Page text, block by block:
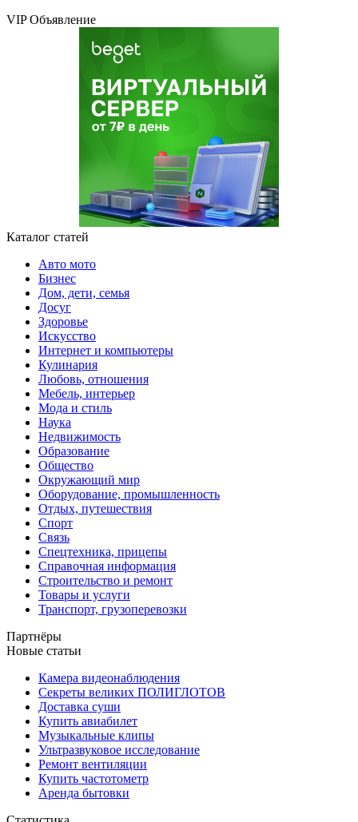
VIP Объявление
Каталог статей
Авто мото
Бизнес
Дом, дети, семья
Досуг
Здоровье
Искусство
Интернет и компьютеры
Кулинария
Любовь, отношения
Мебель, интерьер
Мода и стиль
Наука
Недвижимость
Образование
Общество
Окружающий мир
Оборудование, промышленность
Отдых, путешествия
Спорт
Связь
Спецтехника, прицепы
Справочная информация
Строительство и ремонт
Товары и услуги
Транспорт, грузоперевозки
Партнёры
Новые статьи
Камера видеонаблюдения
Секреты великих ПОЛИГЛОТОВ
Доставка суши
Купить авиабилет
Музыкальные клипы
Ультразвуковое исследование
Ремонт вентиляции
Купить частотометр
Аренда бытовки